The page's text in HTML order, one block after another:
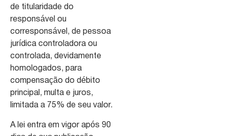
de titularidade do
responsável ou
corresponsável, de pessoa
jurídica controladora ou
controlada, devidamente
homologados, para
compensação do débito
principal, multa e juros,
limitada a 75% de seu valor.
A lei entra em vigor após 90